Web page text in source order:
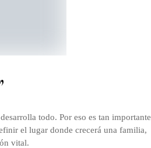
todo. Por eso es tan importante
el lugar donde crecerá una familia,
vital.